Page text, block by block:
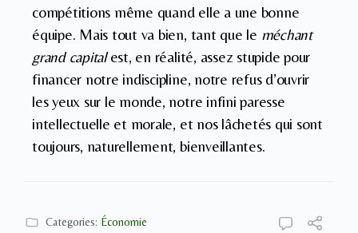
compétitions même quand elle a une bonne
équipe. Mais tout va bien, tant que le méchant
grand capitalest, en réalité, assez stupide pour
financer notre indiscipline, notre refus d’ouvrir
les yeux sur le monde, notre infini paresse
intellectuelle et morale, et nos lâchetés qui sont
toujours, naturellement, bienveillantes.
Categories: Économie